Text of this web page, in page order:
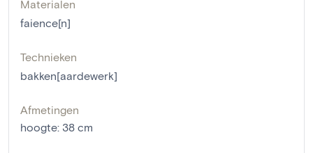
Materialen
faience[n]
Technieken
bakken[aardewerk]
Afmetingen
hoogte: 38 cm